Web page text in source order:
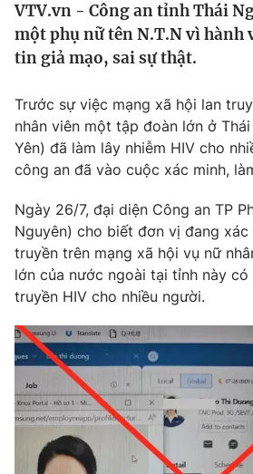
Thế giới
Thế giới đó đây
Câu chuyện quốc tế
Kinh tế
Tài chính
Thị trường
Góc doanh nghiệp
Dữ liệu và đời sống
Truyền hình
Phim VTV
Hậu trường
Nhân vật
Khán giả
Giải sao mai
Giải trí
Điện ảnh
Âm nhạc
Sao
Đời sống
Du lịch
Làm đẹp
Chất lượng cuộc sống
Giáo dục
Tuyển sinh
Học trực tuyến
Công nghệ
Hitech Công nghệ tương lai
Giao lưu trực tuyến
VTV.vn - Công an tỉnh Thái
một phụ nữ tên N.T.N vì hành
tin giả mạo, sai sự thật.
Trước sự việc mạng xã hội lan
nhân viên một tập đoàn lớn ở
Yên) đã làm lây nhiễm HIV cho
công an đã vào cuộc xác minh,
Ngày 26/7, đại diện Công an TP
Nguyên) cho biết đơn vị đang
truyền trên mạng xã hội vụ nữ
lớn của nước ngoài tại tỉnh này có
truyền HIV cho nhiều người.